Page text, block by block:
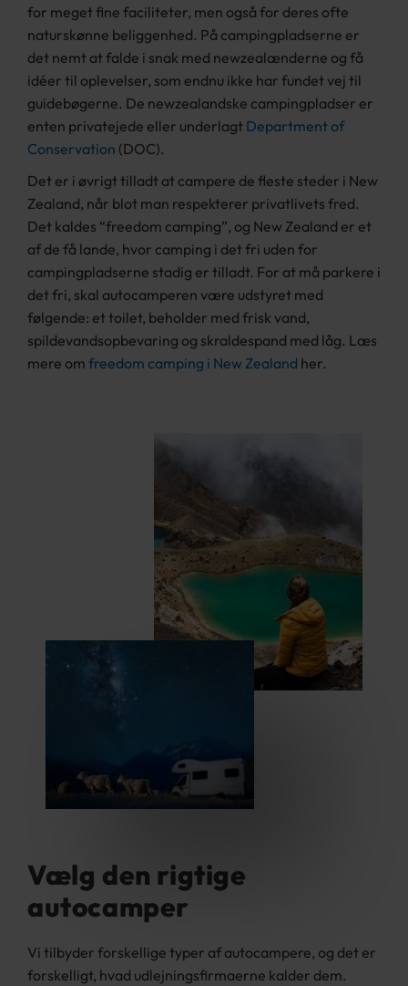
for meget ﬁne faciliteter, men også for deres ofte
naturskønne beliggenhed. På campingpladserne er
det nemt at falde i snak med newzealænderne og få
idéer til oplevelser, som endnu ikke har fundet vej til
guidebøgerne. De newzealandske campingpladser er
enten privatejede eller underlagt Department of
Conservation (DOC).
Det er i øvrigt tilladt at campere de fleste steder i New
Zealand, når blot man respekterer privatlivets fred.
Det kaldes “freedom camping”, og New Zealand er et
af de få lande, hvor camping i det fri uden for
campingpladserne stadig er tilladt. For at må parkere i
det fri, skal autocamperen være udstyret med
følgende: et toilet, beholder med frisk vand,
spildevandsopbevaring og skraldespand med låg. Læs
mere om freedom camping i New Zealand her.
Vælg den rigtige
autocamper
Vi tilbyder forskellige typer af autocampere, og det er
forskelligt, hvad udlejningsfirmaerne kalder dem.